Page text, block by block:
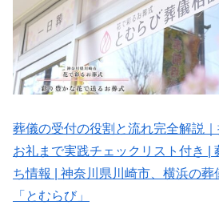
葬儀の受付の役割と流れ完全解説
お礼まで実践チェックリスト付き |
ち情報 | 神奈川県川崎市、横浜の
「とむらび」